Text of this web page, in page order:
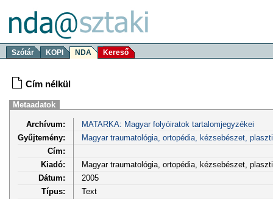
Szótár KOPI NDA Kereső
Cím nélkül
Metaadatok
Archívum:
MATARKA: Magyar folyóiratok tartalomjegyzékei
Gyűjtemény:
Magyar traumatológia, ortopédia, kézsebészet,
Cím:
Kiadó:
Magyar traumatológia, ortopédia, kézsebészet,
Dátum:
2005
Típus:
Text